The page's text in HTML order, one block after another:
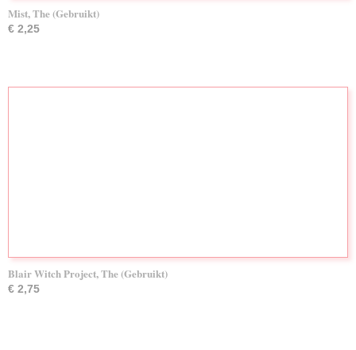
Mist, The (Gebruikt)
€ 2,25
Blair Witch Project, The (Gebruikt)
€ 2,75